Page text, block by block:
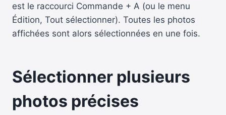
est le raccourci Commande + A (ou le menu
Édition, Tout sélectionner). Toutes les photos
affichées sont alors sélectionnées en une fois.
Sélectionner plusieurs
photos précises